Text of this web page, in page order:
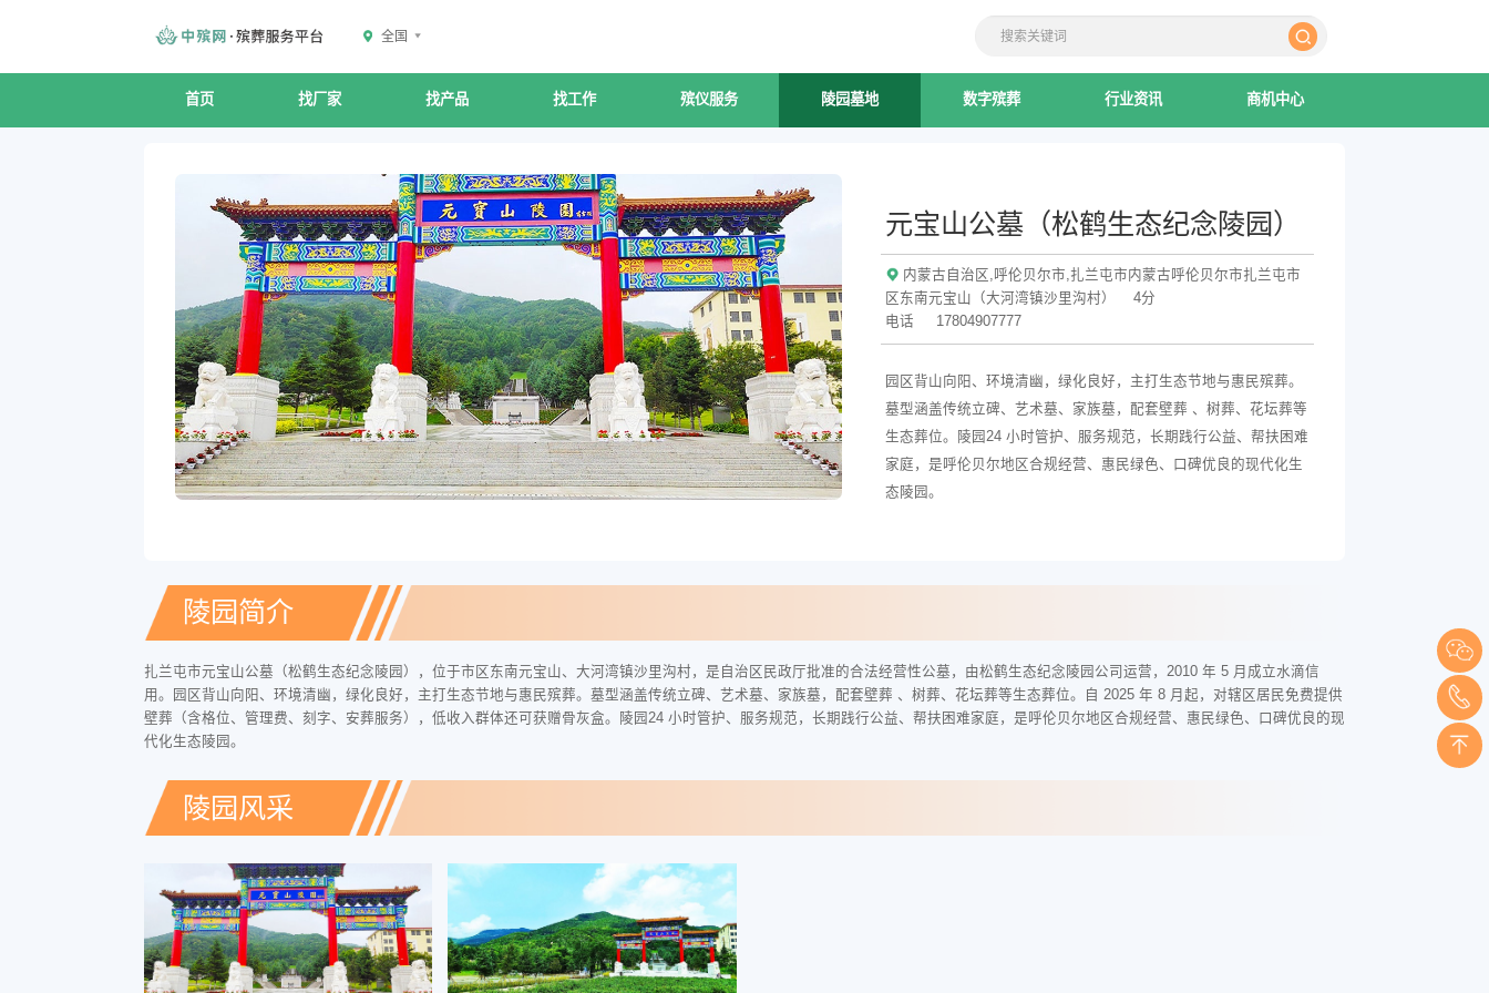
全国
首页 找厂家 找产品 找工作 殡仪服务 陵园墓地 数字殡葬 行业资讯 商机中心
元宝山公墓（松鹤生态纪念陵园）
内蒙古自治区,呼伦贝尔市,扎兰屯市内蒙古呼伦贝尔市扎兰屯市
区东南元宝山（大河湾镇沙里沟村）
4分
电话
17804907777
园区背山向阳、环境清幽，绿化良好，主打生态节地与惠民殡葬。
墓型涵盖传统立碑、艺术墓、家族墓，配套壁葬 、树葬、花坛葬等
生态葬位。陵园24 小时管护、服务规范，长期践行公益、帮扶困难
家庭，是呼伦贝尔地区合规经营、惠民绿色、口碑优良的现代化生
态陵园。
陵园简介
扎兰屯市元宝山公墓（松鹤生态纪念陵园），位于市区东南元宝山、大河湾镇沙里沟村，是自治区民政厅批准的合法经营性公墓，由松鹤生态纪念陵园公司运营，2010 年 5 月成立水滴信
用。园区背山向阳、环境清幽，绿化良好，主打生态节地与惠民殡葬。墓型涵盖传统立碑、艺术墓、家族墓，配套壁葬 、树葬、花坛葬等生态葬位。自 2025 年 8 月起，对辖区居民免费提供
壁葬（含格位、管理费、刻字、安葬服务），低收入群体还可获赠骨灰盒。陵园24 小时管护、服务规范，长期践行公益、帮扶困难家庭，是呼伦贝尔地区合规经营、惠民绿色、口碑优良的现
代化生态陵园。
陵园风采